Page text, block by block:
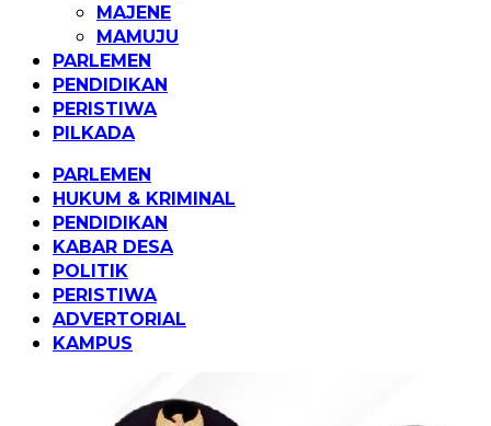
MAJENE
MAMUJU
PARLEMEN
PENDIDIKAN
PERISTIWA
PILKADA
PARLEMEN
HUKUM & KRIMINAL
PENDIDIKAN
KABAR DESA
POLITIK
PERISTIWA
ADVERTORIAL
KAMPUS